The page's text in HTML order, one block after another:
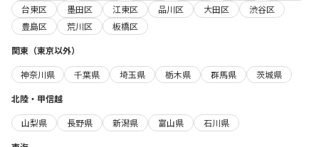
台東区
墨田区 江東区 品川区 大田区
渋谷区
豊島区
荒川区
板橋区
関東（東京以外）
神奈川県
千葉県 埼玉県 栃木県 群馬県
茨城県
北陸・甲信越
山梨県
長野県 新潟県 富山県
石川県